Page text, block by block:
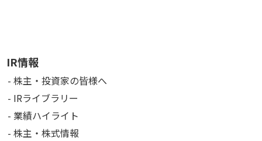
IR情報
株主・投資家の皆様へ
IRライブラリー
業績ハイライト
株主・株式情報